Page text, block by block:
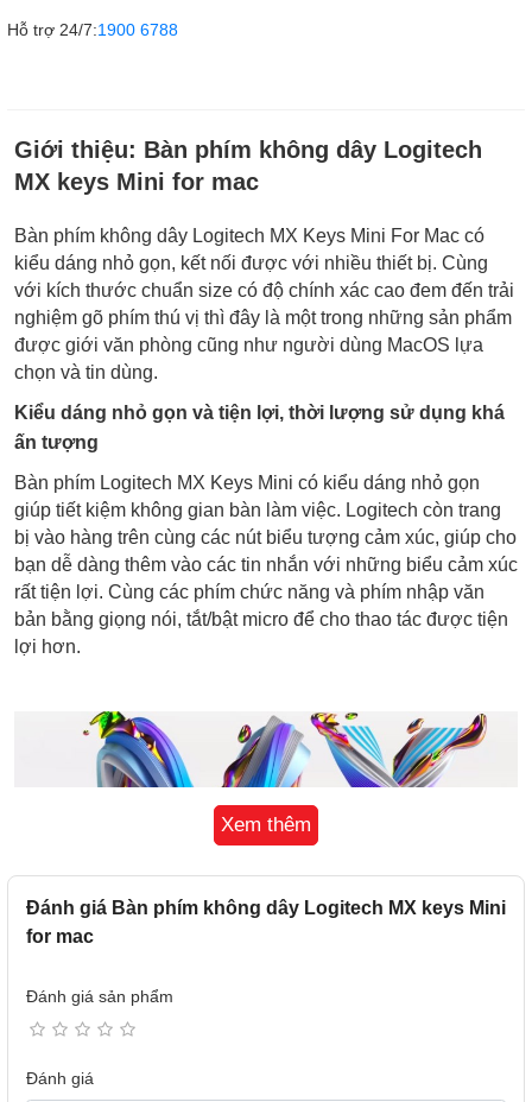
Hỗ trợ 24/7:1900 6788
Giới thiệu: Bàn phím không dây Logitech
MX keys Mini for mac
Bàn phím không dây Logitech MX Keys Mini For Mac có
kiểu dáng nhỏ gọn, kết nối được với nhiều thiết bị. Cùng
với kích thước chuẩn size có độ chính xác cao đem đến trải
nghiệm gõ phím thú vị thì đây là một trong những sản phẩm
được giới văn phòng cũng như người dùng MacOS lựa
chọn và tin dùng.
Kiểu dáng nhỏ gọn và tiện lợi, thời lượng sử dụng khá
ấn tượng
Bàn phím Logitech MX Keys Mini có kiểu dáng nhỏ gọn
giúp tiết kiệm không gian bàn làm việc. Logitech còn trang
bị vào hàng trên cùng các nút biểu tượng cảm xúc, giúp cho
bạn dễ dàng thêm vào các tin nhắn với những biểu cảm xúc
rất tiện lợi. Cùng các phím chức năng và phím nhập văn
bản bằng giọng nói, tắt/bật micro để cho thao tác được tiện
lợi hơn.
Thuộc kiểu bàn phím không dây với thời lượng sử dụng
trong khoảng 10 ngày sau khi sạc đầy lần gần nhất hoặc
Xem thêm
Đánh giá Bàn phím không dây Logitech MX keys Mini
for mac
Đánh giá sản phẩm
Đánh giá